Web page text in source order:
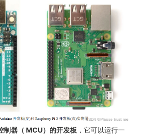
制器（ MCU）的开发板 ，它可以运行一